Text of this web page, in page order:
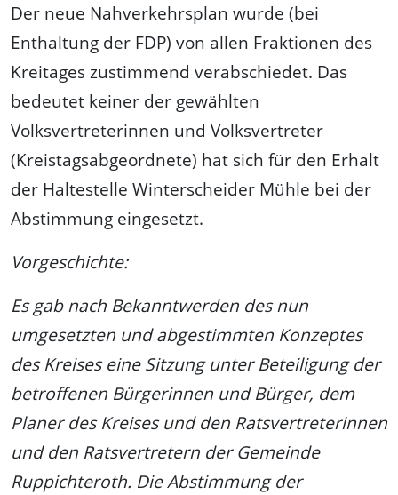
Der neue Nahverkehrsplan wurde (bei
Enthaltung der FDP) von allen Fraktionen des
Kreitages zustimmend verabschiedet. Das
bedeutet keiner der gewählten
Volksvertreterinnen und Volksvertreter
(Kreistagsabgeordnete) hat sich für den Erhalt
der Haltestelle Winterscheider Mühle bei der
Abstimmung eingesetzt.
Vorgeschichte:
Es gab nach Bekanntwerden des nun
umgesetzten und abgestimmten Konzeptes
des Kreises eine Sitzung unter Beteiligung der
betroffenen Bürgerinnen und Bürger, dem
Planer des Kreises und den Ratsvertreterinnen
und den Ratsvertretern der Gemeinde
Ruppichteroth. Die Abstimmung der